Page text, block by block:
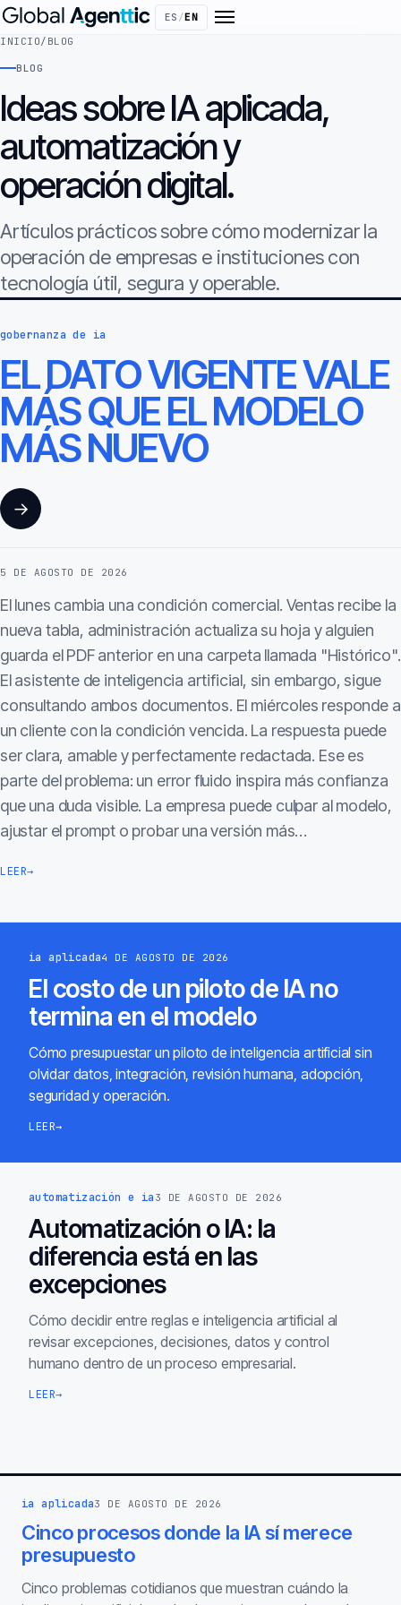
ES /EN
INICIO/ BLOG
BLOG
Ideas sobre IA aplicada,
automatización y
operación digital.
Artículos prácticos sobre cómo modernizar la
operación de empresas e instituciones con
tecnología útil, segura y operable.
gobernanza de ia
EL DATO VIGENTE VALE
MÁS QUE EL MODELO
MÁS NUEVO
→
5 DE AGOSTO DE 2026
El lunes cambia una condición comercial. Ventas recibe la
nueva tabla, administración actualiza su hoja y alguien
guarda el PDF anterior en una carpeta llamada "Histórico".
El asistente de inteligencia artificial, sin embargo, sigue
consultando ambos documentos. El miércoles responde a
un cliente con la condición vencida. La respuesta puede
ser clara, amable y perfectamente redactada. Ese es
parte del problema: un error fluido inspira más confianza
que una duda visible. La empresa puede culpar al modelo,
ajustar el prompt o probar una versión más…
LEER→
ia aplicada4 DE AGOSTO DE 2026
El costo de un piloto de IA no
termina en el modelo
Cómo presupuestar un piloto de inteligencia artificial sin
olvidar datos, integración, revisión humana, adopción,
seguridad y operación.
LEER→
automatización e ia 3 DE AGOSTO DE 2026
Automatización o IA: la
diferencia está en las
excepciones
Cómo decidir entre reglas e inteligencia artificial al
revisar excepciones, decisiones, datos y control
humano dentro de un proceso empresarial.
LEER→
ia aplicada3 DE AGOSTO DE 2026
Cinco procesos donde la IA sí merece
presupuesto
Cinco problemas cotidianos que muestran cuándo la